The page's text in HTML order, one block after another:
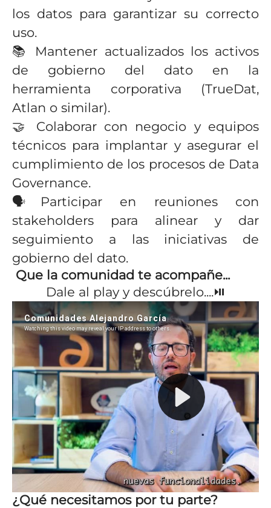
los datos para garantizar su correcto
uso.
📚 Mantener actualizados los activos
de gobierno del dato en la
herramienta corporativa (TrueDat,
Atlan o similar).
🤝 Colaborar con negocio y equipos
técnicos para implantar y asegurar el
cumplimiento de los procesos de Data
Governance.
🗣️ Participar en reuniones con
stakeholders para alinear y dar
seguimiento a las iniciativas de
gobierno del dato.
Que la comunidad te acompañe...
Dale al play y descúbrelo....⏯️
¿Qué necesitamos por tu parte?